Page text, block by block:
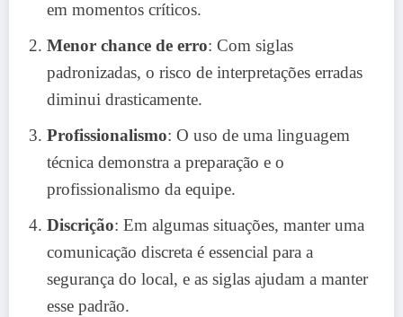
em momentos críticos.
Menor chance de erro: Com siglas
padronizadas, o risco de interpretações erradas
diminui drasticamente.
Profissionalismo: O uso de uma linguagem
técnica demonstra a preparação e o
profissionalismo da equipe.
Discrição: Em algumas situações, manter uma
comunicação discreta é essencial para a
segurança do local, e as siglas ajudam a manter
esse padrão.